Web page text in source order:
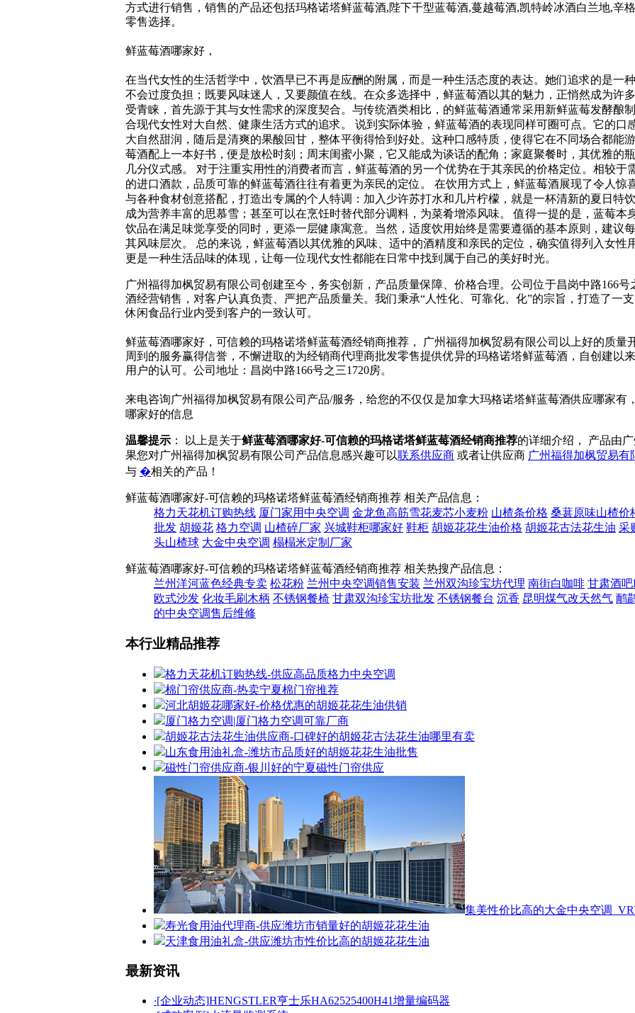
方式进行销售，销售的产品还包括玛格诺塔鲜蓝莓酒,陛下干型蓝莓酒,蔓越莓酒,凯特岭冰酒白兰地,辛
零售选择。
鲜蓝莓酒哪家好，
在当代女性的生活哲学中，饮酒早已不再是应酬的附属，而是一种生活态度的表达。她们追求的是一
不会过度负担；既要风味迷人，又要颜值在线。在众多选择中，鲜蓝莓酒以其的魅力，正悄然成为许
受青睐，首先源于其与女性需求的深度契合。与传统酒类相比，的鲜蓝莓酒通常采用新鲜蓝莓发酵酿
合现代女性对大自然、健康生活方式的追求。 说到实际体验，鲜蓝莓酒的表现同样可圈可点。它的口
大自然甜润，随后是清爽的果酸回甘，整体平衡得恰到好处。这种口感特质，使得它在不同场合都能
莓酒配上一本好书，便是放松时刻；周末闺蜜小聚，它又能成为谈话的配角；家庭聚餐时，其优雅的
几分仪式感。 对于注重实用性的消费者而言，鲜蓝莓酒的另一个优势在于其亲民的价格定位。相较于
的进口酒款，品质可靠的鲜蓝莓酒往往有着更为亲民的定位。 在饮用方式上，鲜蓝莓酒展现了令人惊
与各种食材创意搭配，打造出专属的个人特调：加入少许苏打水和几片柠檬，就是一杯清新的夏日特
成为营养丰富的思慕雪；甚至可以在烹饪时替代部分调料，为菜肴增添风味。 值得一提的是，蓝莓本
饮品在满足味觉享受的同时，更添一层健康寓意。当然，适度饮用始终是需要遵循的基本原则，建议
其风味层次。 总的来说，鲜蓝莓酒以其优雅的风味、适中的酒精度和亲民的定位，确实值得列入女性
更是一种生活品味的体现，让每一位现代女性都能在日常中找到属于自己的美好时光。
广州福得加枫贸易有限公司创建至今，务实创新，产品质量保障、价格合理。公司位于昌岗中路166
酒经营销售，对客户认真负责、严把产品质量关。我们秉承“人性化、可靠化、化”的宗旨，打造了一
休闲食品行业内受到客户的一致认可。
鲜蓝莓酒哪家好，可信赖的玛格诺塔鲜蓝莓酒经销商推荐， 广州福得加枫贸易有限公司以上好的质量
周到的服务赢得信誉，不懈进取的为经销商代理商批发零售提供优异的玛格诺塔鲜蓝莓酒，自创建以
用户的认可。公司地址：昌岗中路166号之三1720房。
来电咨询广州福得加枫贸易有限公司产品/服务，给您的不仅仅是加拿大玛格诺塔鲜蓝莓酒供应哪家有
哪家好的信息
温馨提示 ： 以上是关于鲜蓝莓酒哪家好-可信赖的玛格诺塔鲜蓝莓酒经销商推荐的详细介绍， 产品由
果您对广州福得加枫贸易有限公司产品信息感兴趣可以联系供应商 或者让供应商 广州福得加枫贸易有
与 �相关的产品！
鲜蓝莓酒哪家好-可信赖的玛格诺塔鲜蓝莓酒经销商推荐 相关产品信息：
格力天花机订购热线 厦门家用中央空调 金龙鱼高筋雪花麦芯小麦粉 山楂条价格 桑葚原味山楂价
批发 胡姬花 格力空调 山楂碎厂家 兴城鞋柜哪家好 鞋柜 胡姬花花生油价格 胡姬花古法花生油 采
头山楂球 大金中央空调 榻榻米定制厂家
鲜蓝莓酒哪家好-可信赖的玛格诺塔鲜蓝莓酒经销商推荐 相关热搜产品信息：
兰州洋河蓝色经典专卖 松花粉 兰州中央空调销售安装 兰州双沟珍宝坊代理 南街白咖啡 甘肃酒
欧式沙发 化妆毛刷木柄 不锈钢餐椅 甘肃双沟珍宝坊批发 不锈钢餐台 沉香 昆明煤气改天然气 鸸
的中央空调售后维修
本行业精品推荐
格力天花机订购热线-供应高品质格力中央空调
棉门帘供应商-热卖宁夏棉门帘推荐
河北胡姬花哪家好-价格优惠的胡姬花花生油供销
厦门格力空调|厦门格力空调可靠厂商
胡姬花古法花生油供应商-口碑好的胡姬花古法花生油哪里有卖
山东食用油礼盒-潍坊市品质好的胡姬花花生油批售
磁性门帘供应商-银川好的宁夏磁性门帘供应
集美性价比高的大金中央空调
寿光食用油代理商-供应潍坊市销量好的胡姬花花生油
天津食用油礼盒-供应潍坊市性价比高的胡姬花花生油
最新资讯
·[企业动态]HENGSTLER亨士乐HA62525400H41增量编码器